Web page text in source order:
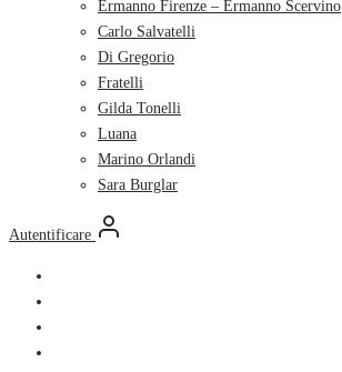
Ermanno Firenze – Ermanno Scervino
Carlo Salvatelli
Di Gregorio
Fratelli
Gilda Tonelli
Luana
Marino Orlandi
Sara Burglar
Autentificare